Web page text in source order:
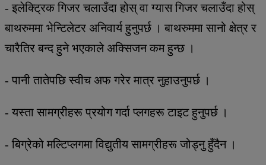
- इलेक्ट्रिक गिजर चलाउँदा होस् वा ग्यास गिजर चलाउँदा होस्
बाथरुममा भेन्टिलेटर अनिवार्य हुनुपर्छ । बाथरुममा सानो क्षेत्र र
चारैतिर बन्द हुने भएकाले अक्सिजन कम हुन्छ ।
- पानी तातेपछि स्वीच अफ गरेर मात्र नुहाउनुपर्छ ।
- यस्ता सामग्रीहरू प्रयोग गर्दा प्लगहरू टाइट हुनुपर्छ ।
- बिग्रेको मल्टिप्लगमा विद्युतीय सामग्रीहरू जोड्नु हुँदैन ।